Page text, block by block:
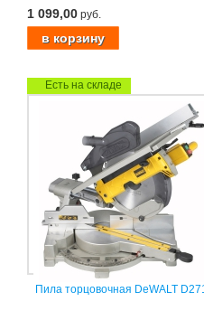
1 099,00 руб.
Есть на складе
Пила торцовочная DeWALT